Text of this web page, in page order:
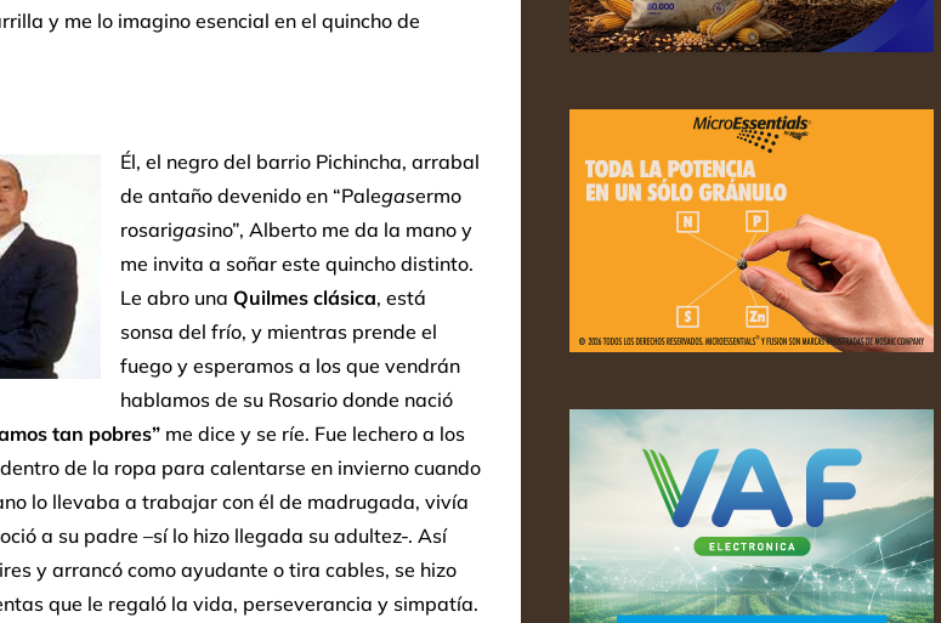
y me lo imagino esencial en el quincho de
Él, el negro del barrio Pichincha, arrabal
de antaño devenido en “Palegasermo
rosarigasino”, Alberto me da la mano y
me invita a soñar este quincho distinto.
Le abro una Quilmes clásica, está
sonsa del frío, y mientras prende el
fuego y esperamos a los que vendrán
hablamos de su Rosario donde nació
tan pobres”me dice y se ríe. Fue lechero a los
de la ropa para calentarse en invierno cuando
lo llevaba a trabajar con él de madrugada, vivía
a su padre –sí lo hizo llegada su adultez-. Así
y arrancó como ayudante o tira cables, se hizo
que le regaló la vida, perseverancia y simpatía.